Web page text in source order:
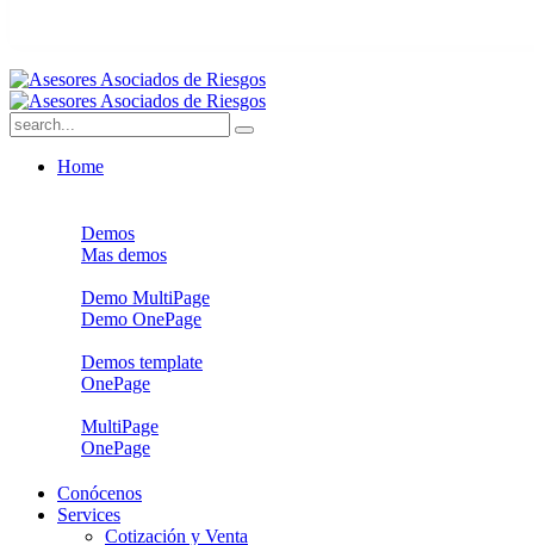
Home
Demos
Mas demos
Demo MultiPage
Demo OnePage
Demos template
OnePage
MultiPage
OnePage
Conócenos
Services
Cotización y Venta